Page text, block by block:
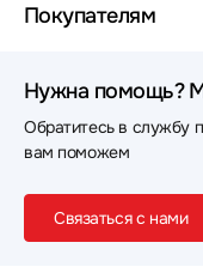
Покупателям
Нужна помощь?
Обратитесь в службу
вам поможем
Связаться с нами